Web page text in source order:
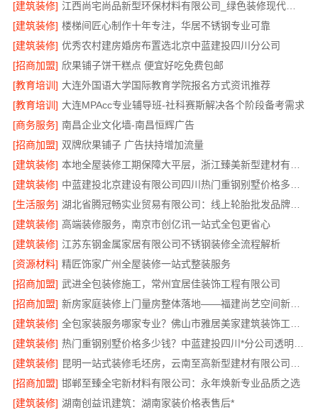
[建筑装修]
江西尚宅尚品新型环保材料有限公司_绿色装修现代风格靠谱吗
[建筑装修] 楼梯间匠心制作十年专注，华居不锈钢专业可靠
[建筑装修] 优秀农村建房婚房布置选北京中蓝建投四川分公司
[招商加盟] 欣果铺子饼干糕点 便宜好吃免费包邮
[教育培训] 大连外国语大学国际教育学院报名方式资讯推荐
[教育培训] 大连MPAcc专业辅导班-社科赛斯解决各个阶段备考需求
[商务服务] 南昌企业文化墙-南昌恒辉广告
[招商加盟] 双牌欣果铺子 广告扶持增加流量
[建筑装修]
[建筑装修]
[生活服务]
湖北省腾冠畅实业贸易有限公司：线上轮胎批发品牌哪里买
[建筑装修] 高端装修服务，南京市创亿讯一站式全包更省心
[建筑装修] 江苏东钢金属家居有限公司不锈钢装修全流程解析
[资源材料] 精匠饰家广州全屋装修一站式整装服务
[招商加盟] 武进全包装修施工，常州宜居佳装饰工程有限公司
[招商加盟]
新房家庭装修上门量房整体落地——福建尚艺空间新材料科技有限公司
[建筑装修]
[建筑装修]
[建筑装修]
[招商加盟] 邯郸至臻全宅新材料有限公司：永年焕新专业品质之选
[建筑装修] 湖南创益讯建筑：湖南家装价格表售后*